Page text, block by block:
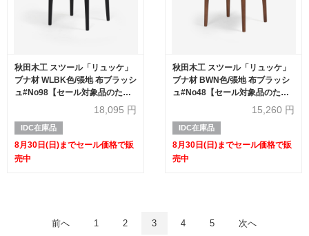
秋田木工 スツール「リュッケ」
ブナ材 WLBK色/張地 布ブラッシ
ュ#No98【セール対象品のため
18,095 円
IDC在庫品
8月30日(日)までセール価格で販
売中
秋田木工 スツール「リュッケ」
ブナ材 BWN色/張地 布ブラッシ
ュ#No48【セール対象品のため
15,260 円
IDC在庫品
8月30日(日)までセール価格で販
売中
前へ 1 2 3 4 5 次へ